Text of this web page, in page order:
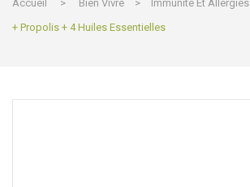
Accueil > Bien Vivre > Immunité Et Allergies
+ Propolis + 4 Huiles Essentielles